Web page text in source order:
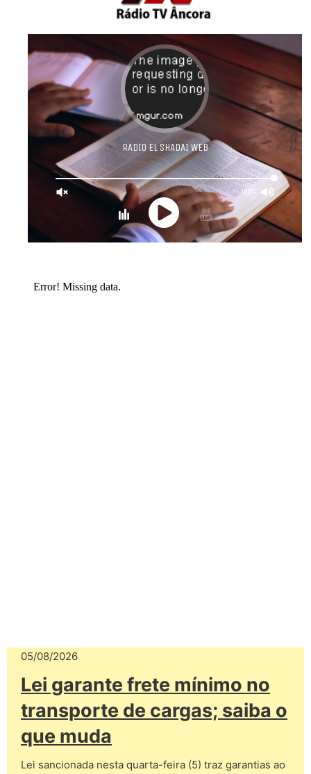
05/08/2026
Lei garante frete mínimo no
transporte de cargas; saiba o
que muda
Lei sancionada nesta quarta-feira (5) traz garantias ao